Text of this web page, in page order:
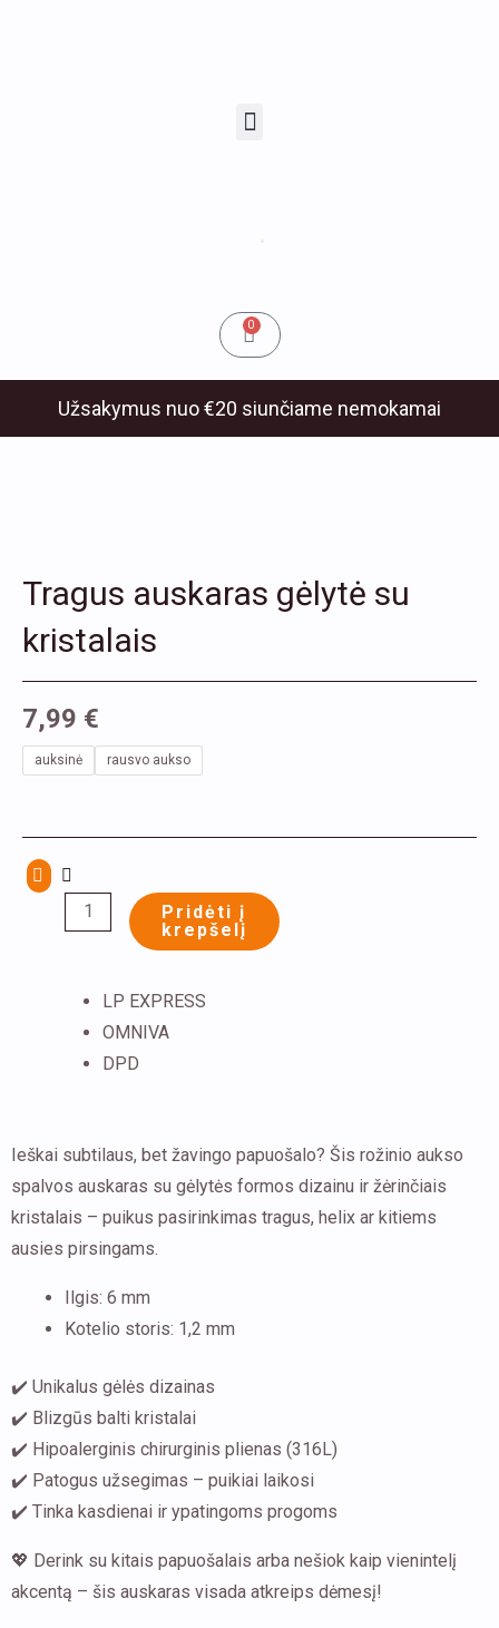
0Cart
Užsakymus nuo €20 siunčiame nemokamai
Tragus auskaras gėlytė su
kristalais
7,99 €
auksinė rausvo aukso
produkto
gėlytė
Pridėti į
krepšelį
LP EXPRESS
OMNIVA
DPD
Ieškai subtilaus, bet žavingo papuošalo? Šis rožinio aukso
spalvos auskaras su gėlytės formos dizainu ir žėrinčiais
kristalais – puikus pasirinkimas tragus, helix ar kitiems
ausies pirsingams.
Ilgis: 6 mm
Kotelio storis: 1,2 mm
✔️ Unikalus gėlės dizainas
✔️ Blizgūs balti kristalai
✔️ Hipoalerginis chirurginis plienas (316L)
✔️ Patogus užsegimas – puikiai laikosi
✔️ Tinka kasdienai ir ypatingoms progoms
💖 Derink su kitais papuošalais arba nešiok kaip vienintelį
akcentą – šis auskaras visada atkreips dėmesį!